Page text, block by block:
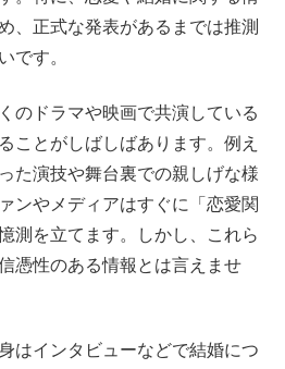
、正式な発表があるまでは推測
です。
のドラマや映画で共演している
ことがしばしばあります。例え
た演技や舞台裏での親しげな様
ンやメディアはすぐに「恋愛関
測を立てます。しかし、これら
憑性のある情報とは言えませ
はインタビューなどで結婚につ